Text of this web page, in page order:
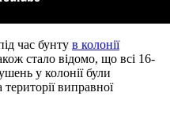
час бунту в колонії
стало відомо, що всі 16-
у колонії були
території виправної